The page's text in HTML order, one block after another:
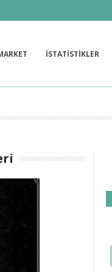
İSTATİSTİKLER